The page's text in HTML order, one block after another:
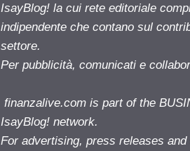
IsayBlog! la cui rete editoriale
indipendente che contano sul
settore.
Per pubblicità, comunicati e
finanzalive.com is part of the
IsayBlog! network.
For advertising, press releases